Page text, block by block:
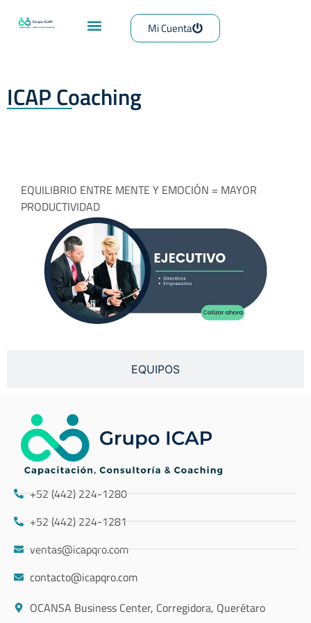
Mi Cuenta
ICAP Coaching
EQUIPOS
EQUILIBRIO ENTRE MENTE Y EMOCIÓN = MAYOR
PRODUCTIVIDAD
+52 (442) 224-1280
+52 (442) 224-1281
ventas@icapqro.com
contacto@icapqro.com
OCANSA Business Center, Corregidora, Querétaro